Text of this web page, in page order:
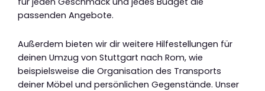
passenden Angebote.
Außerdem bieten wir dir weitere Hilfestellungen für
deinen Umzug von Stuttgart nach Rom, wie
beispielsweise die Organisation des Transports
deiner Möbel und persönlichen Gegenstände. Unser